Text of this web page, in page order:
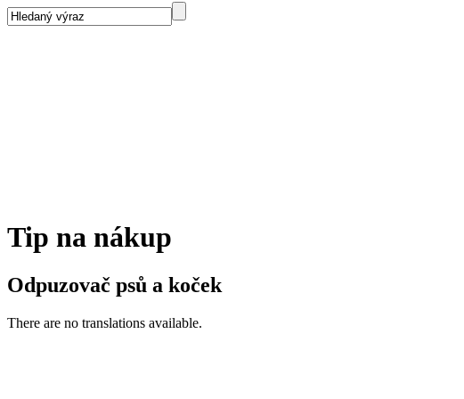
Tip na nákup
Odpuzovač psů a koček
There are no translations available.